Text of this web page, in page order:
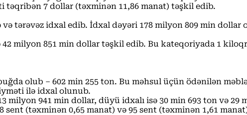
7 dollar (təxminən 11,86 manat) təşkil edib.
tərəvəz idxal edib. İdxal dəyəri 178 milyon 809 min
milyon 851 min dollar təşkil edib. Bu kateqoriyada 1
olub – 602 min 255 ton. Bu məhsul üçün ödənilən
ilə idxal olunub.
milyon 941 min dollar, düyü idxalı isə 30 min 693 ton və
(təxminən 0,65 manat) və 95 sent (təxminən 1,61